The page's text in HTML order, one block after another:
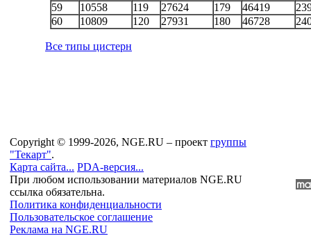
59
10558 119 27624 179 46419
60
10809 120 27931 180 46728
Все типы цистерн
Copyright © 1999-2026, NGE.RU – проект группы
"Текарт".
Карта сайта... PDA-версия...
При любом использовании материалов NGE.RU
ссылка обязательна.
Политика конфиденциальности
Пользовательское соглашение
Реклама на NGE.RU